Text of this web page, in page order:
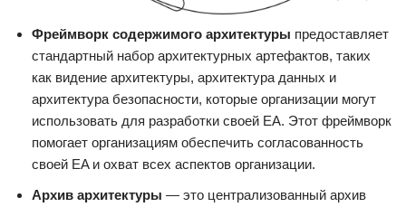
Фреймворк содержимого архитектуры предоставляет
стандартный набор архитектурных артефактов, таких
как видение архитектуры, архитектура данных и
архитектура безопасности, которые организации могут
использовать для разработки своей EA. Этот фреймворк
помогает организациям обеспечить согласованность
своей EA и охват всех аспектов организации.
Архив архитектуры — это централизованный архив